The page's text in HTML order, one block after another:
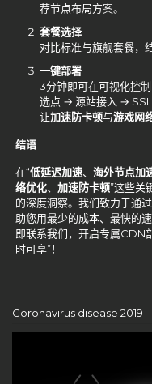
荐节点布局方案。
套餐选择
对比标准与旗舰套餐，
一键部署
3分钟即可在可视化控
选点 → 源站接入 →
让加速防卡顿与游戏网
结语
在“低延迟加速、海外节点加
络优化、加速防卡顿”这些关
的深度洞察。我们致力于通
助您用最少的成本、最快的
即联系我们，开启专属CDN
时可享”！
Coronavirus disease 2019